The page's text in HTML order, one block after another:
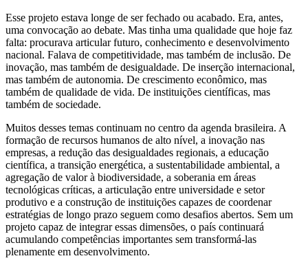
Esse projeto estava longe de ser fechado ou acabado. Era, antes,
uma convocação ao debate. Mas tinha uma qualidade que hoje faz
falta: procurava articular futuro, conhecimento e desenvolvimento
nacional. Falava de competitividade, mas também de inclusão. De
inovação, mas também de desigualdade. De inserção internacional,
mas também de autonomia. De crescimento econômico, mas
também de qualidade de vida. De instituições científicas, mas
também de sociedade.
Muitos desses temas continuam no centro da agenda brasileira. A
formação de recursos humanos de alto nível, a inovação nas
empresas, a redução das desigualdades regionais, a educação
científica, a transição energética, a sustentabilidade ambiental, a
agregação de valor à biodiversidade, a soberania em áreas
tecnológicas críticas, a articulação entre universidade e setor
produtivo e a construção de instituições capazes de coordenar
estratégias de longo prazo seguem como desafios abertos. Sem um
projeto capaz de integrar essas dimensões, o país continuará
acumulando competências importantes sem transformá-las
plenamente em desenvolvimento.